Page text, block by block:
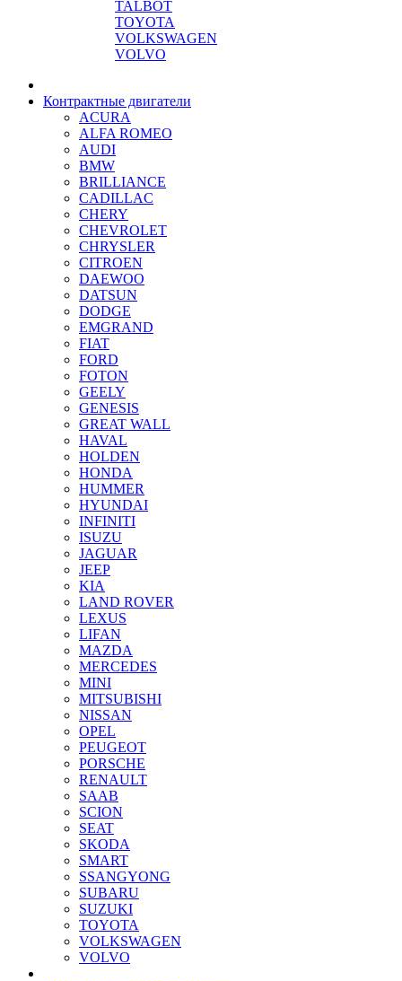
TALBOT
TOYOTA
VOLKSWAGEN
VOLVO
Контрактные двигатели
ACURA
ALFA ROMEO
AUDI
BMW
BRILLIANCE
CADILLAC
CHERY
CHEVROLET
CHRYSLER
CITROEN
DAEWOO
DATSUN
DODGE
EMGRAND
FIAT
FORD
FOTON
GEELY
GENESIS
GREAT WALL
HAVAL
HOLDEN
HONDA
HUMMER
HYUNDAI
INFINITI
ISUZU
JAGUAR
JEEP
KIA
LAND ROVER
LEXUS
LIFAN
MAZDA
MERCEDES
MINI
MITSUBISHI
NISSAN
OPEL
PEUGEOT
PORSCHE
RENAULT
SAAB
SCION
SEAT
SKODA
SMART
SSANGYONG
SUBARU
SUZUKI
TOYOTA
VOLKSWAGEN
VOLVO